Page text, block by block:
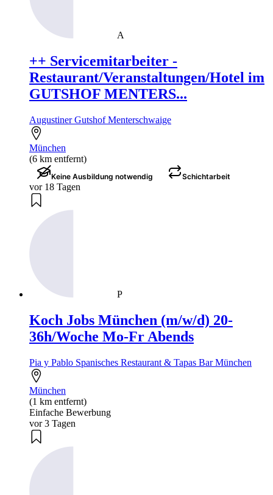
A
++ Servicemitarbeiter -
Restaurant/Veranstaltungen/Hotel im
GUTSHOF MENTERS...
Augustiner Gutshof Menterschwaige
München
(6 km entfernt)
Keine Ausbildung notwendig Schichtarbeit
vor 18 Tagen
P
Koch Jobs München (m/w/d) 20-
36h/Woche Mo-Fr Abends
Pia y Pablo Spanisches Restaurant & Tapas Bar München
München
(1 km entfernt)
Einfache Bewerbung
vor 3 Tagen